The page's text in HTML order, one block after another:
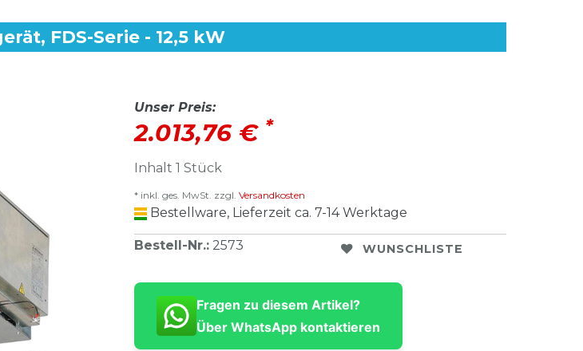
FDS-Serie - 12,5 kW
Unser Preis:
2.013,76 € *
Inhalt 1 Stück
* inkl. ges. MwSt. zzgl. Versandkosten
Bestellware, Lieferzeit ca. 7-14 Werktage
Bestell-Nr.: 2573 WUNSCHLISTE
Fragen zu diesem Artikel?
Über WhatsApp kontaktieren